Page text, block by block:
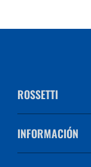
ROSSETTI
INFORMACIÓN